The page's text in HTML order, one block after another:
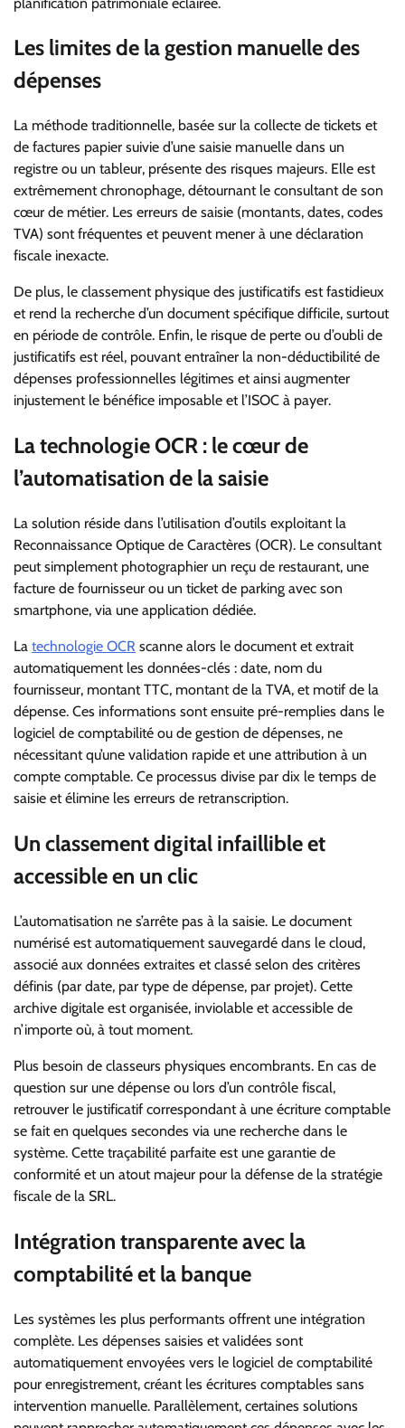
Les limites de la gestion manuelle des
dépenses
La méthode traditionnelle, basée sur la collecte de tickets et
de factures papier suivie d’une saisie manuelle dans un
registre ou un tableur, présente des risques majeurs. Elle est
extrêmement chronophage, détournant le consultant de son
cœur de métier. Les erreurs de saisie (montants, dates, codes
TVA) sont fréquentes et peuvent mener à une déclaration
fiscale inexacte.
De plus, le classement physique des justificatifs est fastidieux
et rend la recherche d’un document spécifique difficile, surtout
en période de contrôle. Enfin, le risque de perte ou d’oubli de
justificatifs est réel, pouvant entraîner la non-déductibilité de
dépenses professionnelles légitimes et ainsi augmenter
injustement le bénéfice imposable et l’ISOC à payer.
La technologie OCR : le cœur de
l’automatisation de la saisie
La solution réside dans l’utilisation d’outils exploitant la
Reconnaissance Optique de Caractères (OCR). Le consultant
peut simplement photographier un reçu de restaurant, une
facture de fournisseur ou un ticket de parking avec son
smartphone, via une application dédiée.
La technologie OCR scanne alors le document et extrait
automatiquement les données-clés : date, nom du
fournisseur, montant TTC, montant de la TVA, et motif de la
dépense. Ces informations sont ensuite pré-remplies dans le
logiciel de comptabilité ou de gestion de dépenses, ne
nécessitant qu’une validation rapide et une attribution à un
compte comptable. Ce processus divise par dix le temps de
saisie et élimine les erreurs de retranscription.
Un classement digital infaillible et
accessible en un clic
L’automatisation ne s’arrête pas à la saisie. Le document
numérisé est automatiquement sauvegardé dans le cloud,
associé aux données extraites et classé selon des critères
définis (par date, par type de dépense, par projet). Cette
archive digitale est organisée, inviolable et accessible de
n’importe où, à tout moment.
Plus besoin de classeurs physiques encombrants. En cas de
question sur une dépense ou lors d’un contrôle fiscal,
retrouver le justificatif correspondant à une écriture comptable
se fait en quelques secondes via une recherche dans le
système. Cette traçabilité parfaite est une garantie de
conformité et un atout majeur pour la défense de la stratégie
fiscale de la SRL.
Intégration transparente avec la
comptabilité et la banque
Les systèmes les plus performants offrent une intégration
complète. Les dépenses saisies et validées sont
automatiquement envoyées vers le logiciel de comptabilité
pour enregistrement, créant les écritures comptables sans
intervention manuelle. Parallèlement, certaines solutions